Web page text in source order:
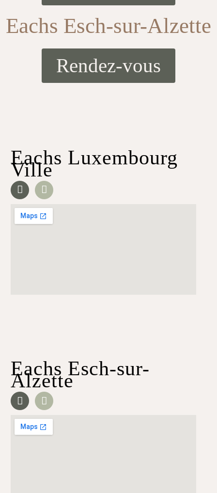
Eachs Esch-sur-Alzette
Rendez-vous
Eachs Luxembourg
Ville
Eachs Esch-sur-
Alzette